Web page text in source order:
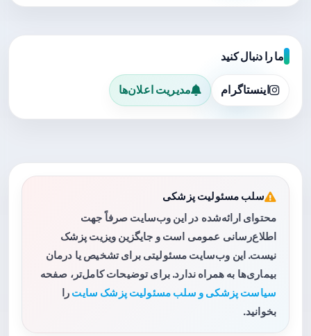
ما را دنبال کنید
اینستاگرام مدیریت اعلان‌ها
سلب مسئولیت پزشکی
محتوای ارائه‌شده در این وب‌سایت صرفاً جهت
اطلاع‌رسانی عمومی است و جایگزین ویزیت پزشک
نیست. این وب‌سایت مسئولیتی برای تشخیص یا درمان
بیماری‌ها به همراه ندارد. برای توضیحات کامل‌تر، صفحه
سیاست پزشکی و سلب مسئولیت پزشک سایت را
بخوانید.